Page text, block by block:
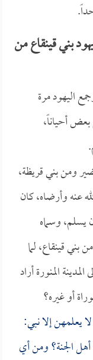
بني قينقاع من
اليهود مرة
أحياناً،
ومن بني قريظة،
عنه وأرضاه، كان
يسلم، وسماه
بني قينقاع، لما
المنورة أراد
أو غيره؟
يعلمهن إلا نبي:
الجنة؟ ومن أي